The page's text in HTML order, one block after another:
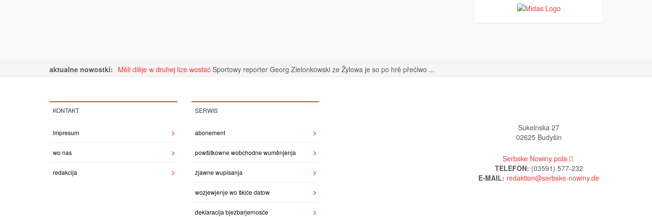
aktualne nowostki: Měli dlěje w druhej lize wostać Sportowy reporter Georg Zielonkowski ze Žylowa je so po hrě přećiwo ...
KONTAKT
impresum
wo nas
redakcija
SERWIS
abonement
powšitkowne wobchodne wuměnjenja
zjawne wupisanja
wozjewjenje wo škiće datow
deklaracija bjezbarjernosće
Sukelnska 27
02625 Budyšin
Serbske Nowiny pola
TELEFON: (03591) 577-232
E-MAIL: